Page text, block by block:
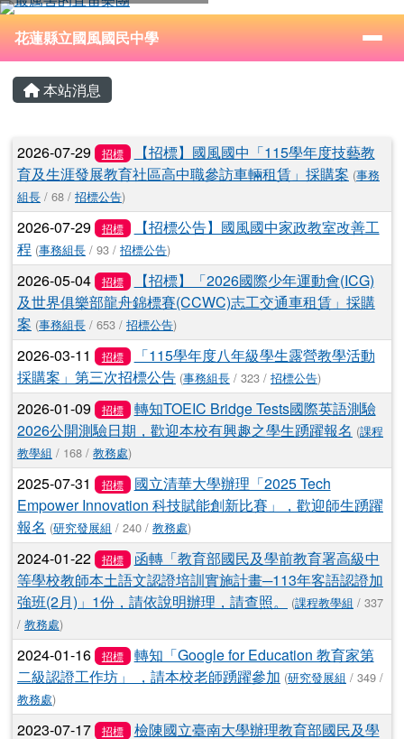
跳至主內容區
花蓮縣立國風國民中學
⏸
導覽列
花蓮縣立國風國民中學
主內容區域
本站消息
文章列表
2026-07-29 招標
【招標】國風國中「115學年度技藝教
育及生涯發展教育社區高中職參訪車輛租賃」採購案 (事務
組長 / 68 / 招標公告)
2026-07-29 招標
【招標公告】國風國中家政教室改善工
程 (事務組長 / 93 / 招標公告)
2026-05-04 招標
【招標】「2026國際少年運動會(ICG)
及世界俱樂部龍舟錦標賽(CCWC)志工交通車租賃」採購
案 (事務組長 / 653 / 招標公告)
2026-03-11 招標
「115學年度八年級學生露營教學活動
採購案」第三次招標公告 (事務組長 / 323 / 招標公告)
2026-01-09 招標
轉知TOEIC Bridge Tests國際英語測驗
2026公開測驗日期，歡迎本校有興趣之學生踴躍報名 (課程
教學組 / 168 / 教務處)
2025-07-31 招標
國立清華大學辦理「2025 Tech
Empower Innovation 科技賦能創新比賽」，歡迎師生踴躍
報名 (研究發展組 / 240 / 教務處)
2024-01-22 招標
函轉「教育部國民及學前教育署高級中
等學校教師本土語文認證培訓實施計畫─113年客語認證加
強班(2月)」1份，請依說明辦理，請查照。
(課程教學組 / 337
/ 教務處)
2024-01-16 招標
轉知「Google for Education 教育家第
二級認證工作坊」 ，請本校老師踴躍參加 (研究發展組 / 349 /
教務處)
2023-07-17 招標
檢陳國立臺南大學辦理教育部國民及學
頁尾區域